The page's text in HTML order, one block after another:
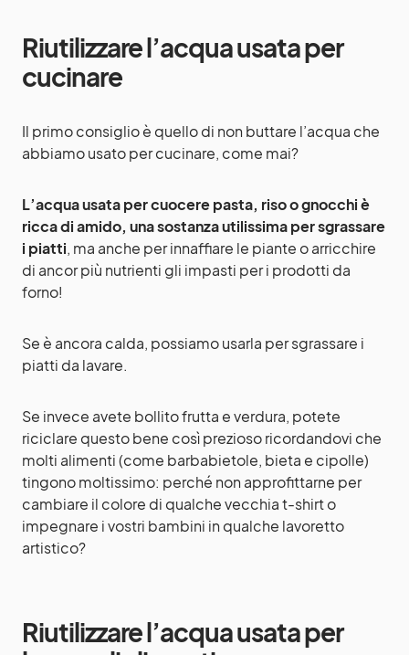
Riutilizzare l’acqua usata per
cucinare
Il primo consiglio è quello di non buttare l’acqua che
abbiamo usato per cucinare, come mai?
L’acqua usata per cuocere pasta, riso o gnocchi è
ricca di amido, una sostanza utilissima per sgrassare
i piatti, ma anche per innaffiare le piante o arricchire
di ancor più nutrienti gli impasti per i prodotti da
forno!
Se è ancora calda, possiamo usarla per sgrassare i
piatti da lavare.
Se invece avete bollito frutta e verdura, potete
riciclare questo bene così prezioso ricordandovi che
molti alimenti (come barbabietole, bieta e cipolle)
tingono moltissimo: perché non approfittarne per
cambiare il colore di qualche vecchia t-shirt o
impegnare i vostri bambini in qualche lavoretto
artistico?
Riutilizzare l’acqua usata per